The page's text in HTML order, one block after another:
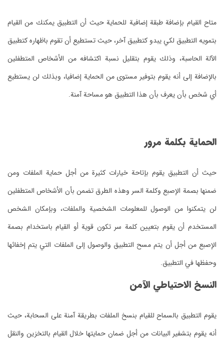
متاح القيام بإضافة طبقة إضافية للحماية حيث أن التطبيق يمكنك من القيام
بتمويه التطبيق لكي يبدو كتطبيق آخر، حيث تستطيع أن تقوم باظهاره كتطبيق
الآلة الحاسبة، وذلك يقوم بتقليل نسبة اكتشافه من الأشخاص المتطفلين
بالإضافة إلى أنه يقوم بتوفير مستوى من الحماية إضافيا، وبذلك لن يستطيع
أي شخص بأن يعرف بأن هذا التطبيق هو مساحة آمنة.
الحماية بكلمة مرور
حيث أن التطبيق يقوم بإتاحة خيارات كثيرة من أجل حماية الملفات ومن
ضمنها بصمة الإصبع وكلمة السر وهذه الطرق تضمن بأن الأشخاص المتطفلين
لن يتمكنوا من الوصول للمعلومات الشخصية والملفات، وبإمكان الشخص
المستخدم أن يقوم بتعيين كلمة سر تكون قوية أو القيام باستخدام بصمة
الإصبع من أجل أن يتم مسح التطبيق والوصول إلى الملفات التي يتم إخفائها
وحفظها في التطبيق.
النسخ الاحتياطي الآمن
يقوم التطبيق بالسماح للقيام بنسخ الملفات بطريقة آمنة على السحابة، حيث
أنه يقوم بتشفير البيانات من أجل ضمان حمايتها خلال القيام بالتخزين والنقل